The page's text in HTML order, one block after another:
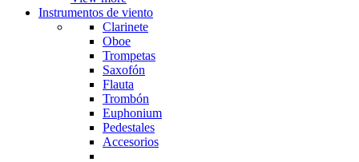
Instrumentos de viento
Clarinete
Oboe
Trompetas
Saxofón
Flauta
Trombón
Euphonium
Pedestales
Accesorios